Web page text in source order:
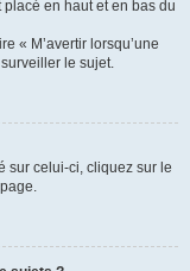
en haut et en bas du
« M’avertir lorsqu’une
le sujet.
sur celui-ci, cliquez sur le